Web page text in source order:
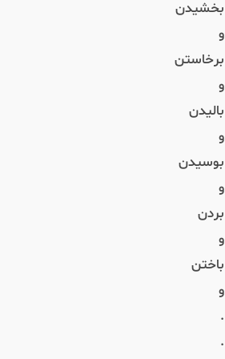
بخشیدن
و
برخاستن
و
بالیدن
و
بوسیدن
و
بردن
و
باختن
و
.
.